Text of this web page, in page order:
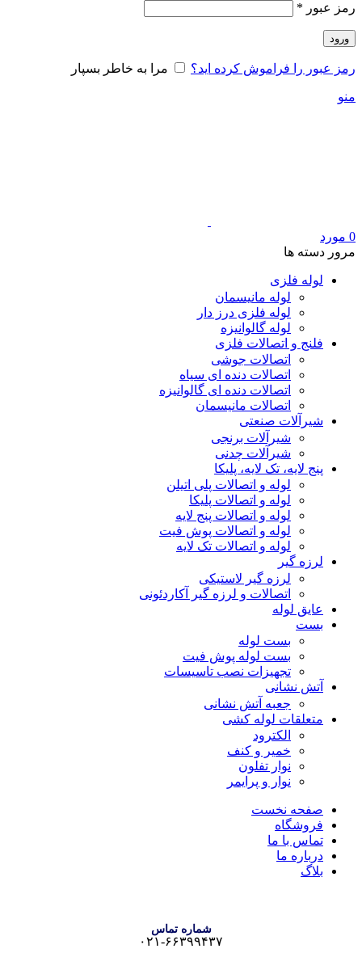
رمز عبور *
ورود
رمز عبور را فراموش کرده اید؟ مرا به خاطر بسپار
منو
0 مورد
مرور دسته ها
لوله فلزی
لوله مانیسمان
لوله فلزی درز دار
لوله گالوانیزه
فلنج و اتصالات فلزی
اتصالات جوشی
اتصالات دنده ای سیاه
اتصالات دنده ای گالوانیزه
اتصالات مانیسمان
شیرآلات صنعتی
شیرآلات برنجی
شیرآلات چدنی
پنج لایه، تک لایه، پلیکا
لوله و اتصالات پلی اتیلن
لوله و اتصالات پلیکا
لوله و اتصالات پنج لایه
لوله و اتصالات پوش فیت
لوله و اتصالات تک لایه
لرزه گیر
لرزه گیر لاستیکی
اتصالات و لرزه گیر آکاردئونی
عایق لوله
بست
بست لوله
بست لوله پوش فیت
تجهیزات نصب تاسیسات
آتش نشانی
جعبه آتش نشانی
متعلقات لوله کشی
الکترود
خمیر و کنف
نوار تفلون
نوار و پرایمر
صفحه نخست
فروشگاه
تماس با ما
درباره ما
بلاگ
شماره تماس
۰۲۱-۶۶۳۹۹۴۳۷